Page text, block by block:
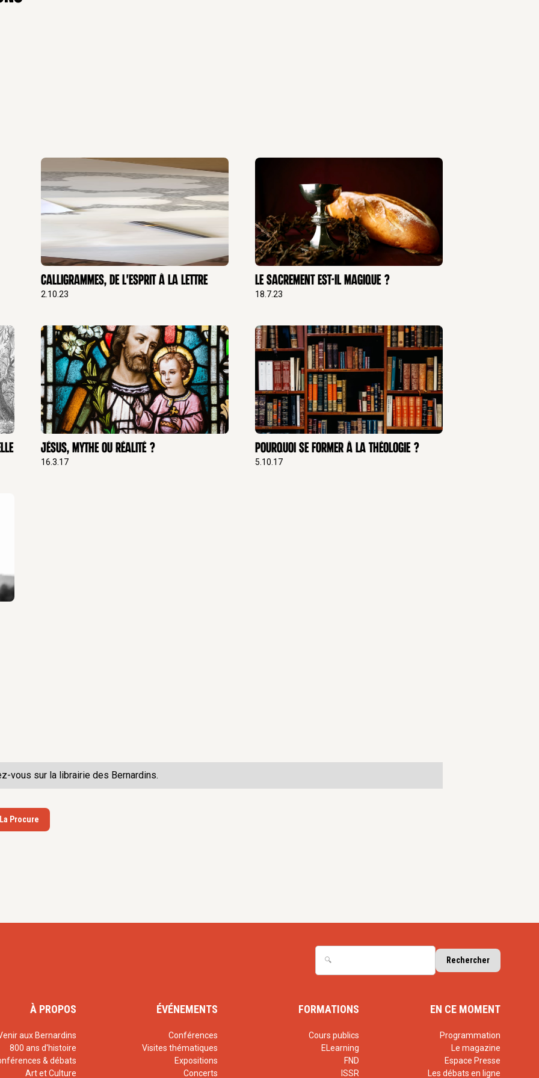
la Nouvelle
n° 59, MM. J.
de la lettre
Parole et
. Bulletin
dans l’Évangile
Bernardins n°
Doré et
pp. 363-
concept de
DansQue
de Dominique
Actes du
5-6
Jésus.
direction de
Albin
Nouveau
n°196, juin
2021
propos du
Nouveau
:
aux
2019 :Saint-
à 199,
Hb
n° 237 (Bulletin
de Prêtres,
81, novembre
Calligrammes, de l'esprit à la lettre
2.10.23
Le sacrement est-il magique ?
18.7.23
Jésus, mythe ou réalité ?
16.3.17
Pourquoi se former à la théologie ?
5.10.17
vous sur la librairie des Bernardins.
Procure
À PROPOS
aux Bernardins
800 ans d'histoire
& débats
Art et Culture
ÉVÉNEMENTS
Conférences
Visites thématiques
Expositions
Concerts
FORMATIONS
Cours publics
ELearning
FND
ISSR
EN CE MOMENT
Programmation
Le magazine
Espace Presse
Les débats en ligne